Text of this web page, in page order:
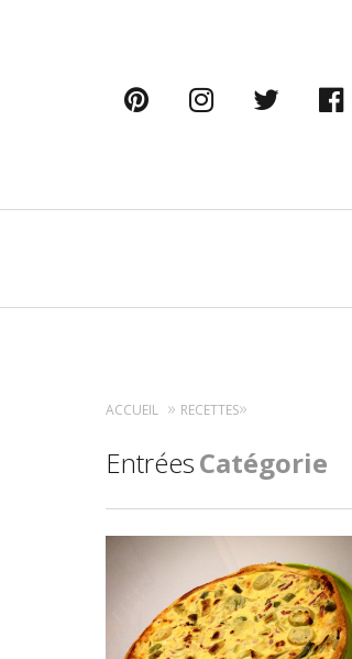
pinterestinstagram
twitter
ACCUEIL RECETTES
EntréesCatégorie